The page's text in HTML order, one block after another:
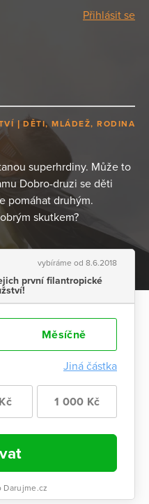
Přihlásit se
DĚTI, MLÁDEŽ, RODINA
superhrdiny. Může to
Dobro-druzi se děti
pomáhat druhým.
skutkem?
vybíráme od 8.6.2018
první filantropické
Měsíčně
Jiná částka
1 000 Kč
Darujme.cz